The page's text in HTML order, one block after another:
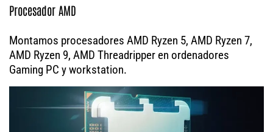
Procesador AMD
Montamos procesadores AMD Ryzen 5, AMD Ryzen 7,
AMD Ryzen 9, AMD Threadripper en ordenadores
Gaming PC y workstation.